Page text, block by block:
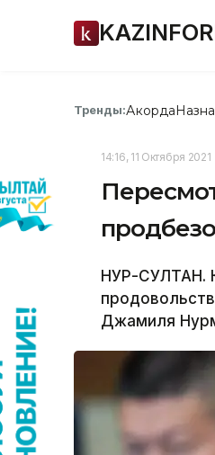
Тренды:Акорда
14:16, 11 Октября 2021
НУР-СУЛТАН.
Джамиля